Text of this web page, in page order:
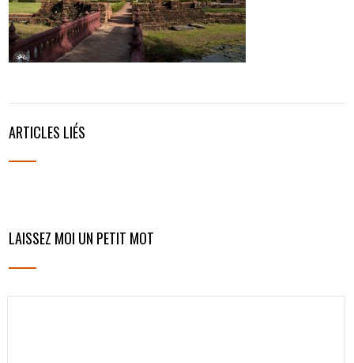
ARTICLES LIÉS
LAISSEZ MOI UN PETIT MOT